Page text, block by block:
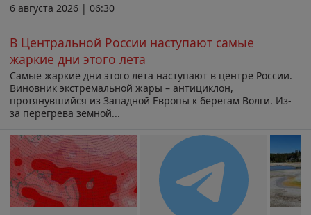
6 августа 2026 | 06:30
В Центральной России наступают самые
жаркие дни этого лета
Самые жаркие дни этого лета наступают в центре России.
Виновник экстремальной жары – антициклон,
протянувшийся из Западной Европы к берегам Волги. Из-
за перегрева земной...